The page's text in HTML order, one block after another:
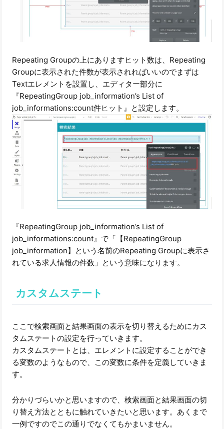
Repeating Groupの上にありますヒット数は、Repeating
Groupに表示された件数が表示されればいいのでまずは
Textエレメントを設置し、エディター部分に
『RepeatingGroup job_information’s List of
job_informations:count件ヒット』と設定します。
『RepeatingGroup job_information’s List of
job_informations:count』で「【RepeatingGroup
job_information】という名前のRepeating Groupに表示さ
れている求人情報の件数」という意味になります。
カスタムステート
ここで検索画面と結果画面の表示を切り替えるためにカス
タムステートの設定を行っていきます。
カスタムステートとは、エレメントに設定することができ
る変数のようなもので、この変数に条件を定義していきま
す。
分かりづらいかと思いますので、検索画面と結果画面の切
り替え方法とともに触れていきたいと思います。あくまで
一例ですのでこの通りでなくてもかまいません。